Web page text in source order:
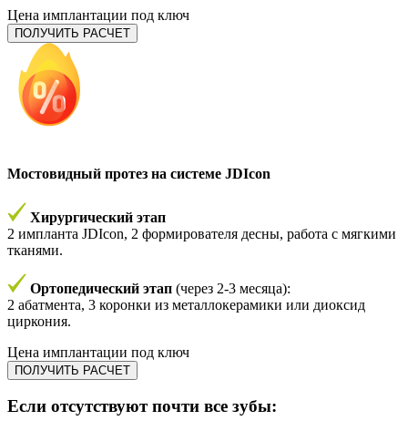
Цена имплантации под ключ
ПОЛУЧИТЬ РАСЧЕТ
Мостовидный протез на системе JDIcon
Хирургический этап
2 импланта JDIcon, 2 формирователя десны, работа с мягкими
тканями.
Ортопедический этап (через 2-3 месяца):
2 абатмента, 3 коронки из металлокерамики или диоксид
циркония.
Цена имплантации под ключ
ПОЛУЧИТЬ РАСЧЕТ
Если отсутствуют почти все зубы: